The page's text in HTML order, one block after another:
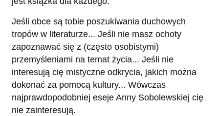
Jeśli obce są tobie poszukiwania duchowych
tropów w literaturze... Jeśli nie masz ochoty
zapoznawać się z (często osobistymi)
przemyśleniami na temat życia... Jeśli nie
interesują cię mistyczne odkrycia, jakich można
dokonać za pomocą kultury... Wówczas
najprawdopodobniej eseje Anny Sobolewskiej cię
nie zainteresują.